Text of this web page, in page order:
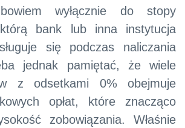
wyłącznie do stopy
bank lub inna instytucja
się podczas naliczania
jednak pamiętać, że wiele
z odsetkami 0% obejmuje
opłat, które znacząco
zobowiązania. Właśnie